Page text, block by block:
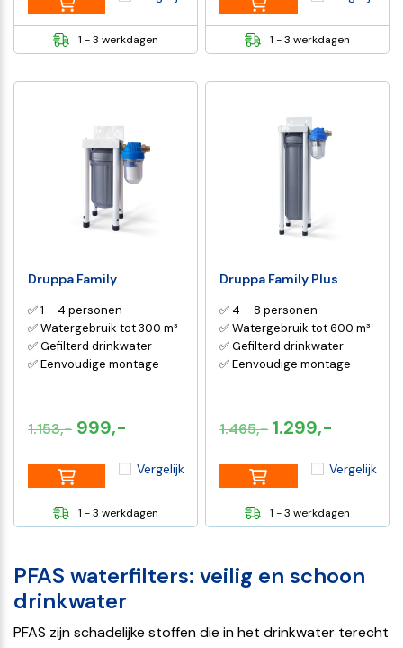
€895,-.€795,-.
1 - 3 werkdagen
€1.169,-.
1 - 3 werkdagen
Druppa Family
1.153,- Oorspronkelijke
€1.153,-.
999,-
is:
€999,-.
✅ 1 – 4 personen
✅ Watergebruik tot 300 m³
✅ Gefilterd drinkwater
✅ Eenvoudige montage
1 - 3 werkdagen
Vergelijk
Druppa Family Plus
1.465,-
€1.465,-.
1.299,-
is:
✅ 4 – 8 personen
✅ Watergebruik tot 600 m³
✅ Gefilterd drinkwater
✅ Eenvoudige montage
1 - 3 werkdagen
Vergelijk
PFAS waterfilters: veilig en schoon
drinkwater
PFAS zijn schadelijke stoffen die in het drinkwater terecht